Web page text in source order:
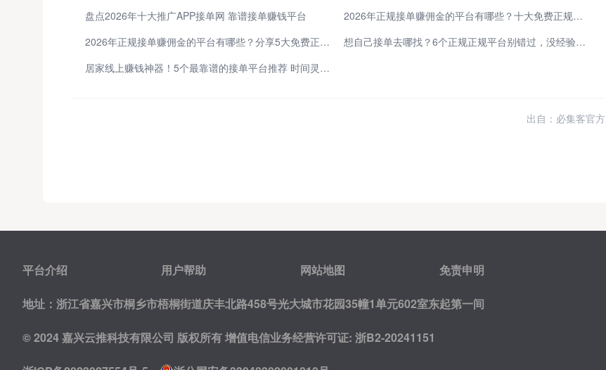
盘点2026年十大推广APP接单网 靠谱接单赚钱平台
2026年正规接单赚佣金的平台有哪些？十大免费正规接单平台 每天能赚30—50元的软件分享
2026年正规接单赚佣金的平台有哪些？分享5大免费正规接单平台，都是日赚30—50元的软件
想自己接单去哪找？6个正规正规平台别错过，没经验没技能也能日入200多。
居家线上赚钱神器！5个最靠谱的接单平台推荐 时间灵活收益稳定
出自：必集客官方
平台介绍 用户帮助 网站地图 免责申明
地址：浙江省嘉兴市桐乡市梧桐街道庆丰北路458号光大城市花园35幢1单元602室东起第一间
© 2024 嘉兴云推科技有限公司 版权所有增值电信业务经营许可证: 浙B2-20241151